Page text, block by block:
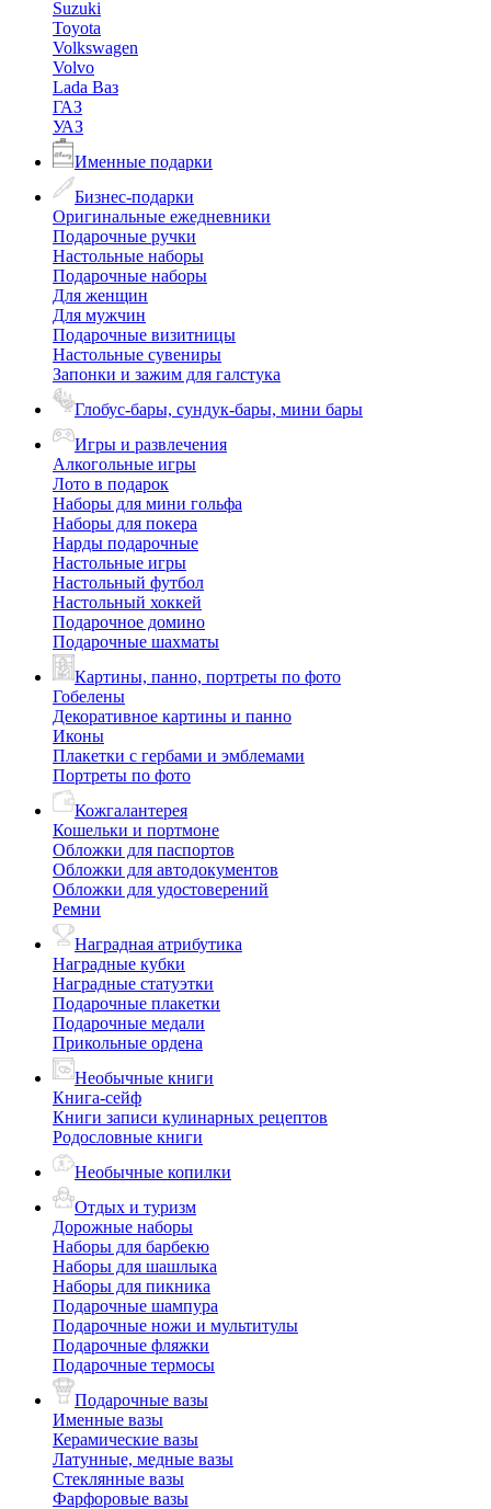
Suzuki
Toyota
Volkswagen
Volvo
Lada Ваз
ГАЗ
УАЗ
Именные подарки
Бизнес-подарки
Оригинальные ежедневники
Подарочные ручки
Настольные наборы
Подарочные наборы
Для женщин
Для мужчин
Подарочные визитницы
Настольные сувениры
Запонки и зажим для галстука
Глобус-бары, сундук-бары, мини бары
Игры и развлечения
Алкогольные игры
Лото в подарок
Наборы для мини гольфа
Наборы для покера
Нарды подарочные
Настольные игры
Настольный футбол
Настольный хоккей
Подарочное домино
Подарочные шахматы
Картины, панно, портреты по фото
Гобелены
Декоративное картины и панно
Иконы
Плакетки с гербами и эмблемами
Портреты по фото
Кожгалантерея
Кошельки и портмоне
Обложки для паспортов
Обложки для автодокументов
Обложки для удостоверений
Ремни
Наградная атрибутика
Наградные кубки
Наградные статуэтки
Подарочные плакетки
Подарочные медали
Прикольные ордена
Необычные книги
Книга-сейф
Книги записи кулинарных рецептов
Родословные книги
Необычные копилки
Отдых и туризм
Дорожные наборы
Наборы для барбекю
Наборы для шашлыка
Наборы для пикника
Подарочные шампура
Подарочные ножи и мультитулы
Подарочные фляжки
Подарочные термосы
Подарочные вазы
Именные вазы
Керамические вазы
Латунные, медные вазы
Стеклянные вазы
Фарфоровые вазы